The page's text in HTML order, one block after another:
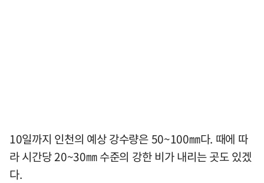
10일까지 인천의 예상 강수량은 50~100㎜다. 때에 따
라 시간당 20~30㎜ 수준의 강한 비가 내리는 곳도 있겠
다.